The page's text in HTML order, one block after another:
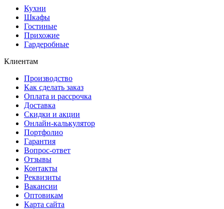
Кухни
Шкафы
Гостиные
Прихожие
Гардеробные
Клиентам
Производство
Как сделать заказ
Оплата и рассрочка
Доставка
Скидки и акции
Онлайн-калькулятор
Портфолио
Гарантия
Вопрос-ответ
Отзывы
Контакты
Реквизиты
Вакансии
Оптовикам
Карта сайта